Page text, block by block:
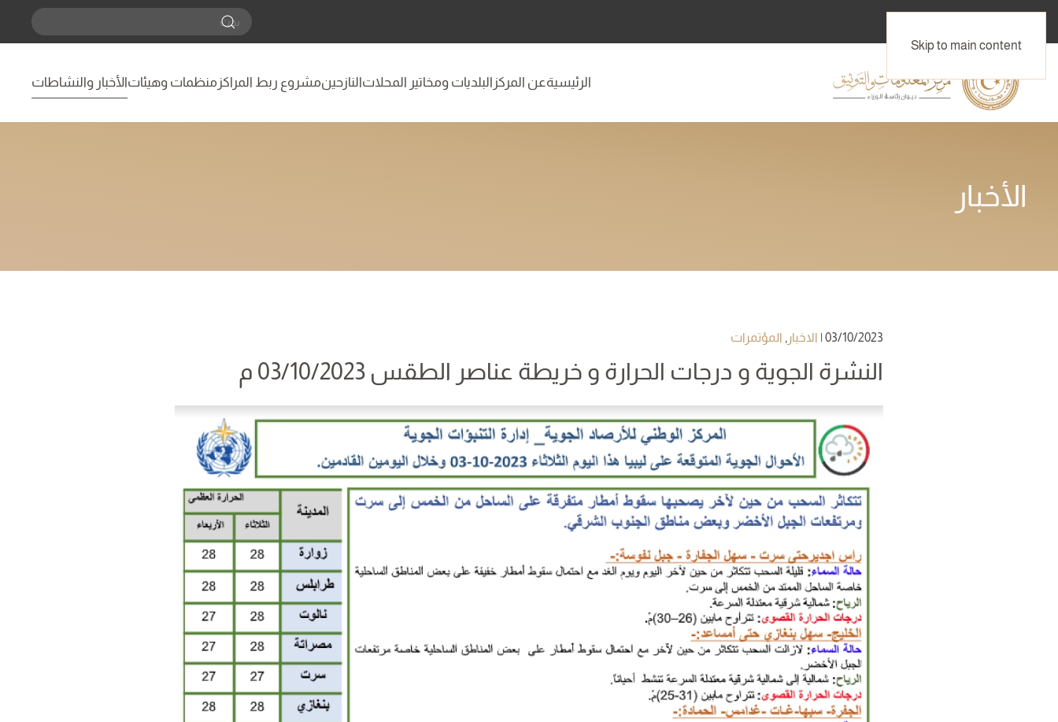
Skip to main content
الرئيسيةعن المركز البلديات ومخاتير المحلاتالنازحينمشروع ربط المراكز منظمات وهيئاتالأخبار والنشاطات
الأخبار
03/10/2023
| الاخبار , المؤتمرات
النشرة الجوية و درجات الحرارة و خريطة عناصر الطقس 03/10/2023 م